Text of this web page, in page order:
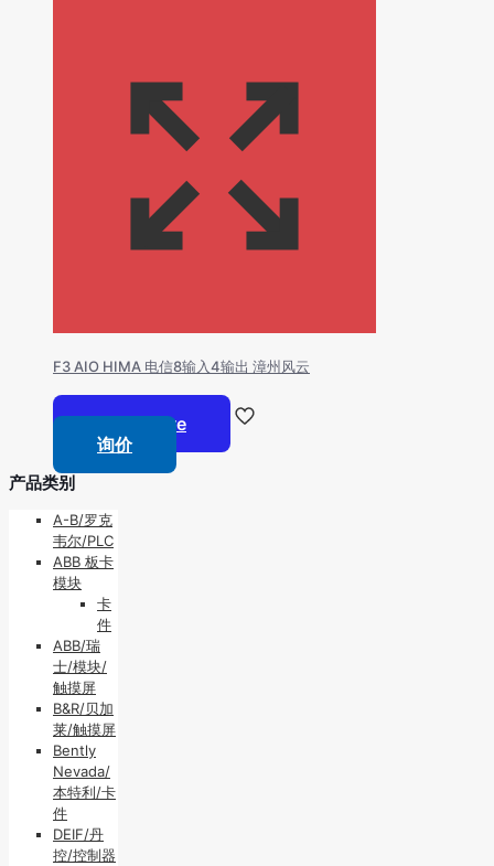
F3 AIO HIMA 电信8输入4输出 漳州风云
Read more
询价
产品类别
A-B/罗克
韦尔/PLC
ABB 板卡
模块
卡
件
ABB/瑞
士/模块/
触摸屏
B&R/贝加
莱/触摸屏
Bently
Nevada/
本特利/卡
件
DEIF/丹
控/控制器